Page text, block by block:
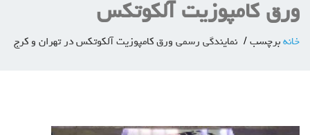
ورق کامپوزیت آلکوتکس
خانه برچسب نمایندگی رسمی ورق کامپوزیت آلکوتکس در تهران و کرج